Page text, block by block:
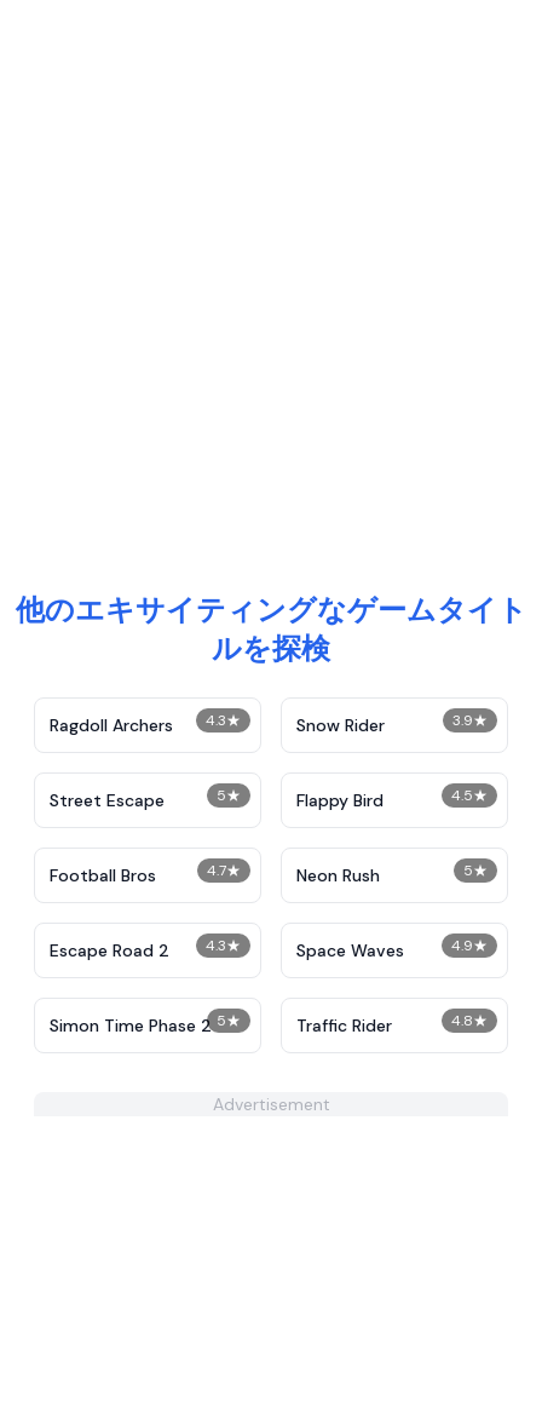
他のエキサイティングなゲームタイト
ルを探検
4.3★
Ragdoll Archers 3.9★
Snow Rider
5★
Street Escape 4.5★
Flappy Bird
4.7★
Football Bros 5★
Neon Rush
4.3★
Escape Road 2 4.9★
Space Waves
5★
Simon Time Phase 2 4.8★
Traffic Rider
Advertisement